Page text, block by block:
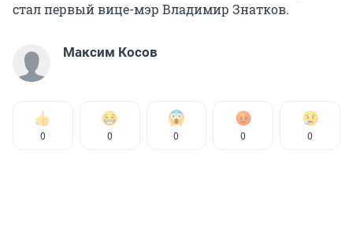
стал первый вице-мэр Владимир Знатков.
Максим Косов
0 0 0 0 0